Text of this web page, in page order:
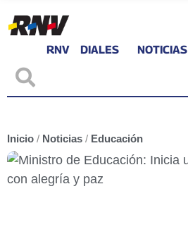
RNV DIALES NOTICIAS
Inicio / Noticias / Educación